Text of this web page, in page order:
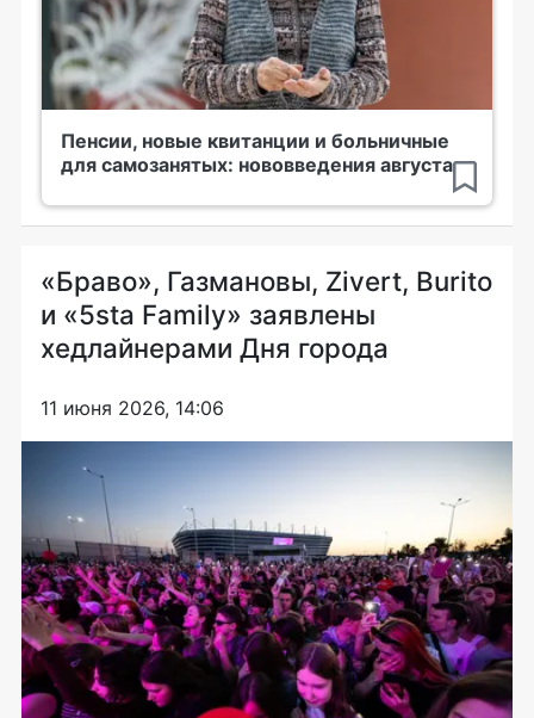
Пенсии, новые квитанции и больничные
для самозанятых: нововведения августа
«Браво», Газмановы, Zivert, Burito
и «5sta Family» заявлены
хедлайнерами Дня города
11 июня 2026, 14:06